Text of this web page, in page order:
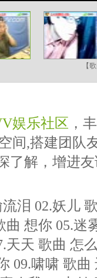
【
娱乐社区 ，
间,搭建团队
了解，增进
泪 02.妖儿
想你 05.迷
天天 歌曲 怎
09.啸啸 歌曲